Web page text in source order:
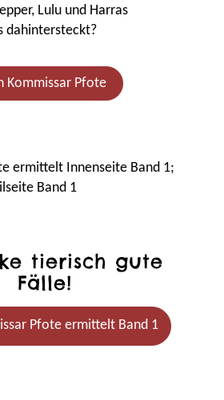
Lulu und Harras
dahintersteckt?
Kommissar Pfote
tierisch gute
Fälle!
Pfote ermittelt Band 1
Kommissar Pfote ermittelt